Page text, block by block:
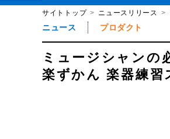
サイトトップ ニュースリリース
ニュース プロダクト
ミュージシャンの
楽ずかん 楽器練習